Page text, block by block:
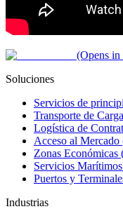
(Opens in
Soluciones
Servicios de
Transporte de Carga
Logística de
Acceso al Mercado
Zonas Económicas
Servicios Marítimos
Puertos y
Industrias